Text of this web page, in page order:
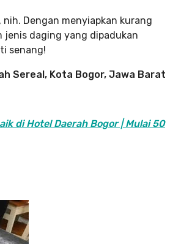
nih. Dengan menyiapkan kurang
jenis daging yang dipadukan
senang!
Sereal, Kota Bogor, Jawa Barat
di Hotel Daerah Bogor | Mulai 50